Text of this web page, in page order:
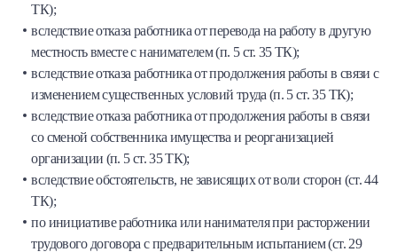
ТК);
вследствие отказа работника от перевода на работу в другую
местность вместе с нанимателем (п. 5 ст. 35 ТК);
вследствие отказа работника от продолжения работы в связи с
изменением существенных условий труда (п. 5 ст. 35 ТК);
вследствие отказа работника от продолжения работы в связи
со сменой собственника имущества и ре­организацией
организации (п. 5 ст. 35 ТК);
вследствие обстоятельств, не зависящих от воли сторон (ст. 44
ТК);
по инициативе работника или нанимателя при расторжении
трудового договора с предварительным испытанием (ст. 29